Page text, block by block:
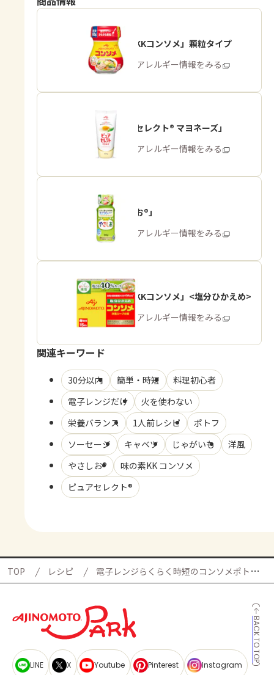
「味の素KKコンソメ」顆粒タイプ
商品・アレルギー情報をみる
「ピュアセレクト® マヨネーズ」
商品・アレルギー情報をみる
「やさしお®」
商品・アレルギー情報をみる
「味の素KKコンソメ」<塩分ひかえめ>
商品・アレルギー情報をみる
関連キーワード
30分以内 簡単・時短
料理初心者
電子レンジだけ
火を使わない
栄養バランス
1人前レシピ
ポトフ
ソーセージ
キャベツ じゃがいも
洋風
やさしお®
味の素KK コンソメ
ピュアセレクト®
TOP レシピ 電子レンジらくらく時短のコンソメポトフの献立
BACK TO TOP
LINE X Youtube Pinterest Instagram